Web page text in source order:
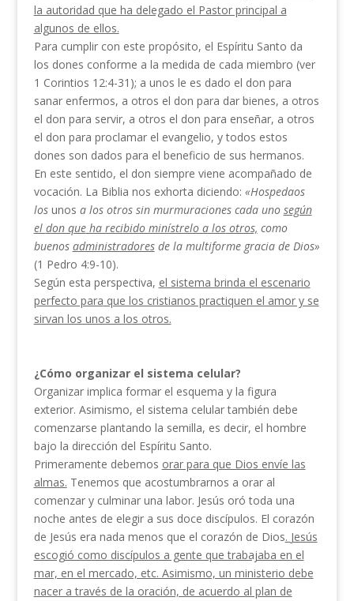
la autoridad que ha delegado el Pastor principal a
algunos de ellos.
Para cumplir con este propósito, el Espíritu Santo da
los dones conforme a la medida de cada miembro (ver
1 Corintios 12:4-31); a unos le es dado el don para
sanar enfermos, a otros el don para dar bienes, a otros
el don para servir, a otros el don para enseñar, a otros
el don para proclamar el evangelio, y todos estos
dones son dados para el beneficio de sus hermanos.
En este sentido, el don siempre viene acompañado de
vocación. La Biblia nos exhorta diciendo: «Hospedaos
los unos a los otros sin murmuracionescada uno según
el don queha recibido minístrelo a losotros, como
buenos administradoresde la multiforme gracia de Dios»
(1 Pedro 4:9-10).
Según esta perspectiva, el sistema brinda el escenario
perfecto para que los cristianos practiquen el amor y se
sirvan los unos a los otros.
¿Cómo organizar el sistema celular?
Organizar implica formar el esquema y la figura
exterior. Asimismo, el sistema celular también debe
comenzarse plantando la semilla, es decir, el hombre
bajo la dirección del Espíritu Santo.
Primeramente debemos orar para que Dios envíe las
almas. Tenemos que acostumbrarnos a orar al
comenzar y culminar una labor. Jesús oró toda una
noche antes de elegir a sus doce discípulos. El corazón
de Jesús era nada menos que el corazón de Dios. Jesús
escogió como discípulos a gente que trabajaba en el
mar, en el mercado, etc. Asimismo, un ministerio debe
nacer a través de la oración, de acuerdo al plan de